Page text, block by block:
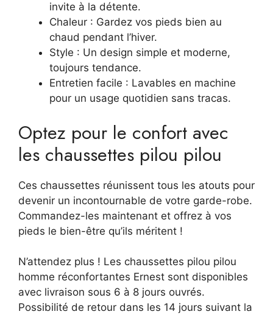
invite à la détente.
Chaleur : Gardez vos pieds bien au
chaud pendant l’hiver.
Style : Un design simple et moderne,
toujours tendance.
Entretien facile : Lavables en machine
pour un usage quotidien sans tracas.
Optez pour le confort avec
les chaussettes pilou pilou
Ces chaussettes réunissent tous les atouts pour
devenir un incontournable de votre garde-robe.
Commandez-les maintenant et offrez à vos
pieds le bien-être qu’ils méritent !
N’attendez plus ! Les chaussettes pilou pilou
homme réconfortantes Ernest sont disponibles
avec livraison sous 6 à 8 jours ouvrés.
Possibilité de retour dans les 14 jours suivant la